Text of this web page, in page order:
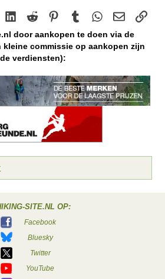
LinkedInReddit PinterestTumblr WhatsApp
E-mail
door aankopen te doen via de
commissie op aankopen zijn
de verdiensten):
SITE.NL OP:
Facebook
Bluesky
Twitter
YouTube